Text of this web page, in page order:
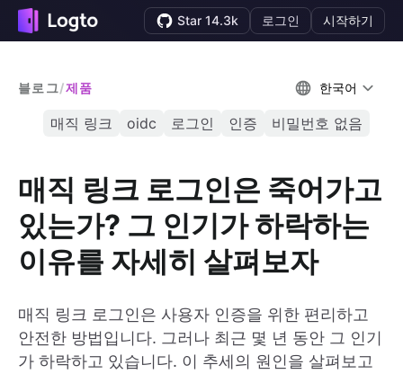
Star 14.3k 로그인 시작하기
블로그/제품 한국어
매직 링크 oidc 로그인 인증 비밀번호 없음
매직 링크 로그인은 죽어가고
있는가? 그 인기가 하락하는
이유를 자세히 살펴보자
매직 링크 로그인은 사용자 인증을 위한 편리하고
안전한 방법입니다. 그러나 최근 몇 년 동안 그 인기
가 하락하고 있습니다. 이 추세의 원인을 살펴보고